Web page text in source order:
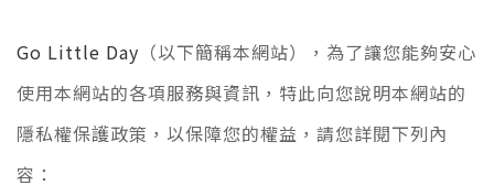
Go Little Day （以下簡稱本網站），為了讓您能夠安心
使用本網站的各項服務與資訊，特此向您說明本網站的
隱私權保護政策，以保障您的權益，請您詳閱下列內
容：